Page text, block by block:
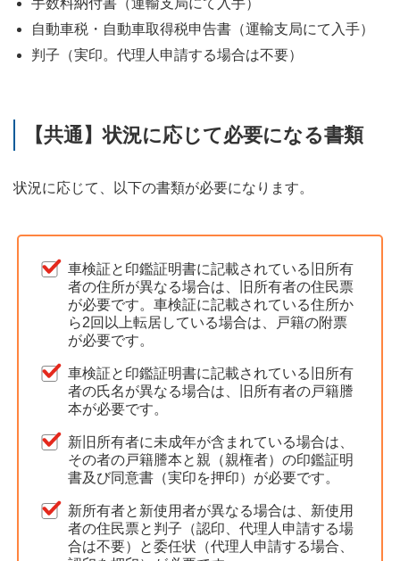
手数料納付書（運輸支局にて入手）
自動車税・自動車取得税申告書（運輸支局にて入手）
判子（実印。代理人申請する場合は不要）
【共通】状況に応じて必要になる書類
状況に応じて、以下の書類が必要になります。
車検証と印鑑証明書に記載されている旧所有
者の住所が異なる場合は、旧所有者の住民票
が必要です。車検証に記載されている住所か
ら2回以上転居している場合は、戸籍の附票
が必要です。
車検証と印鑑証明書に記載されている旧所有
者の氏名が異なる場合は、旧所有者の戸籍謄
本が必要です。
新旧所有者に未成年が含まれている場合は、
その者の戸籍謄本と親（親権者）の印鑑証明
書及び同意書（実印を押印）が必要です。
新所有者と新使用者が異なる場合は、新使用
者の住民票と判子（認印、代理人申請する場
合は不要）と委任状（代理人申請する場合、